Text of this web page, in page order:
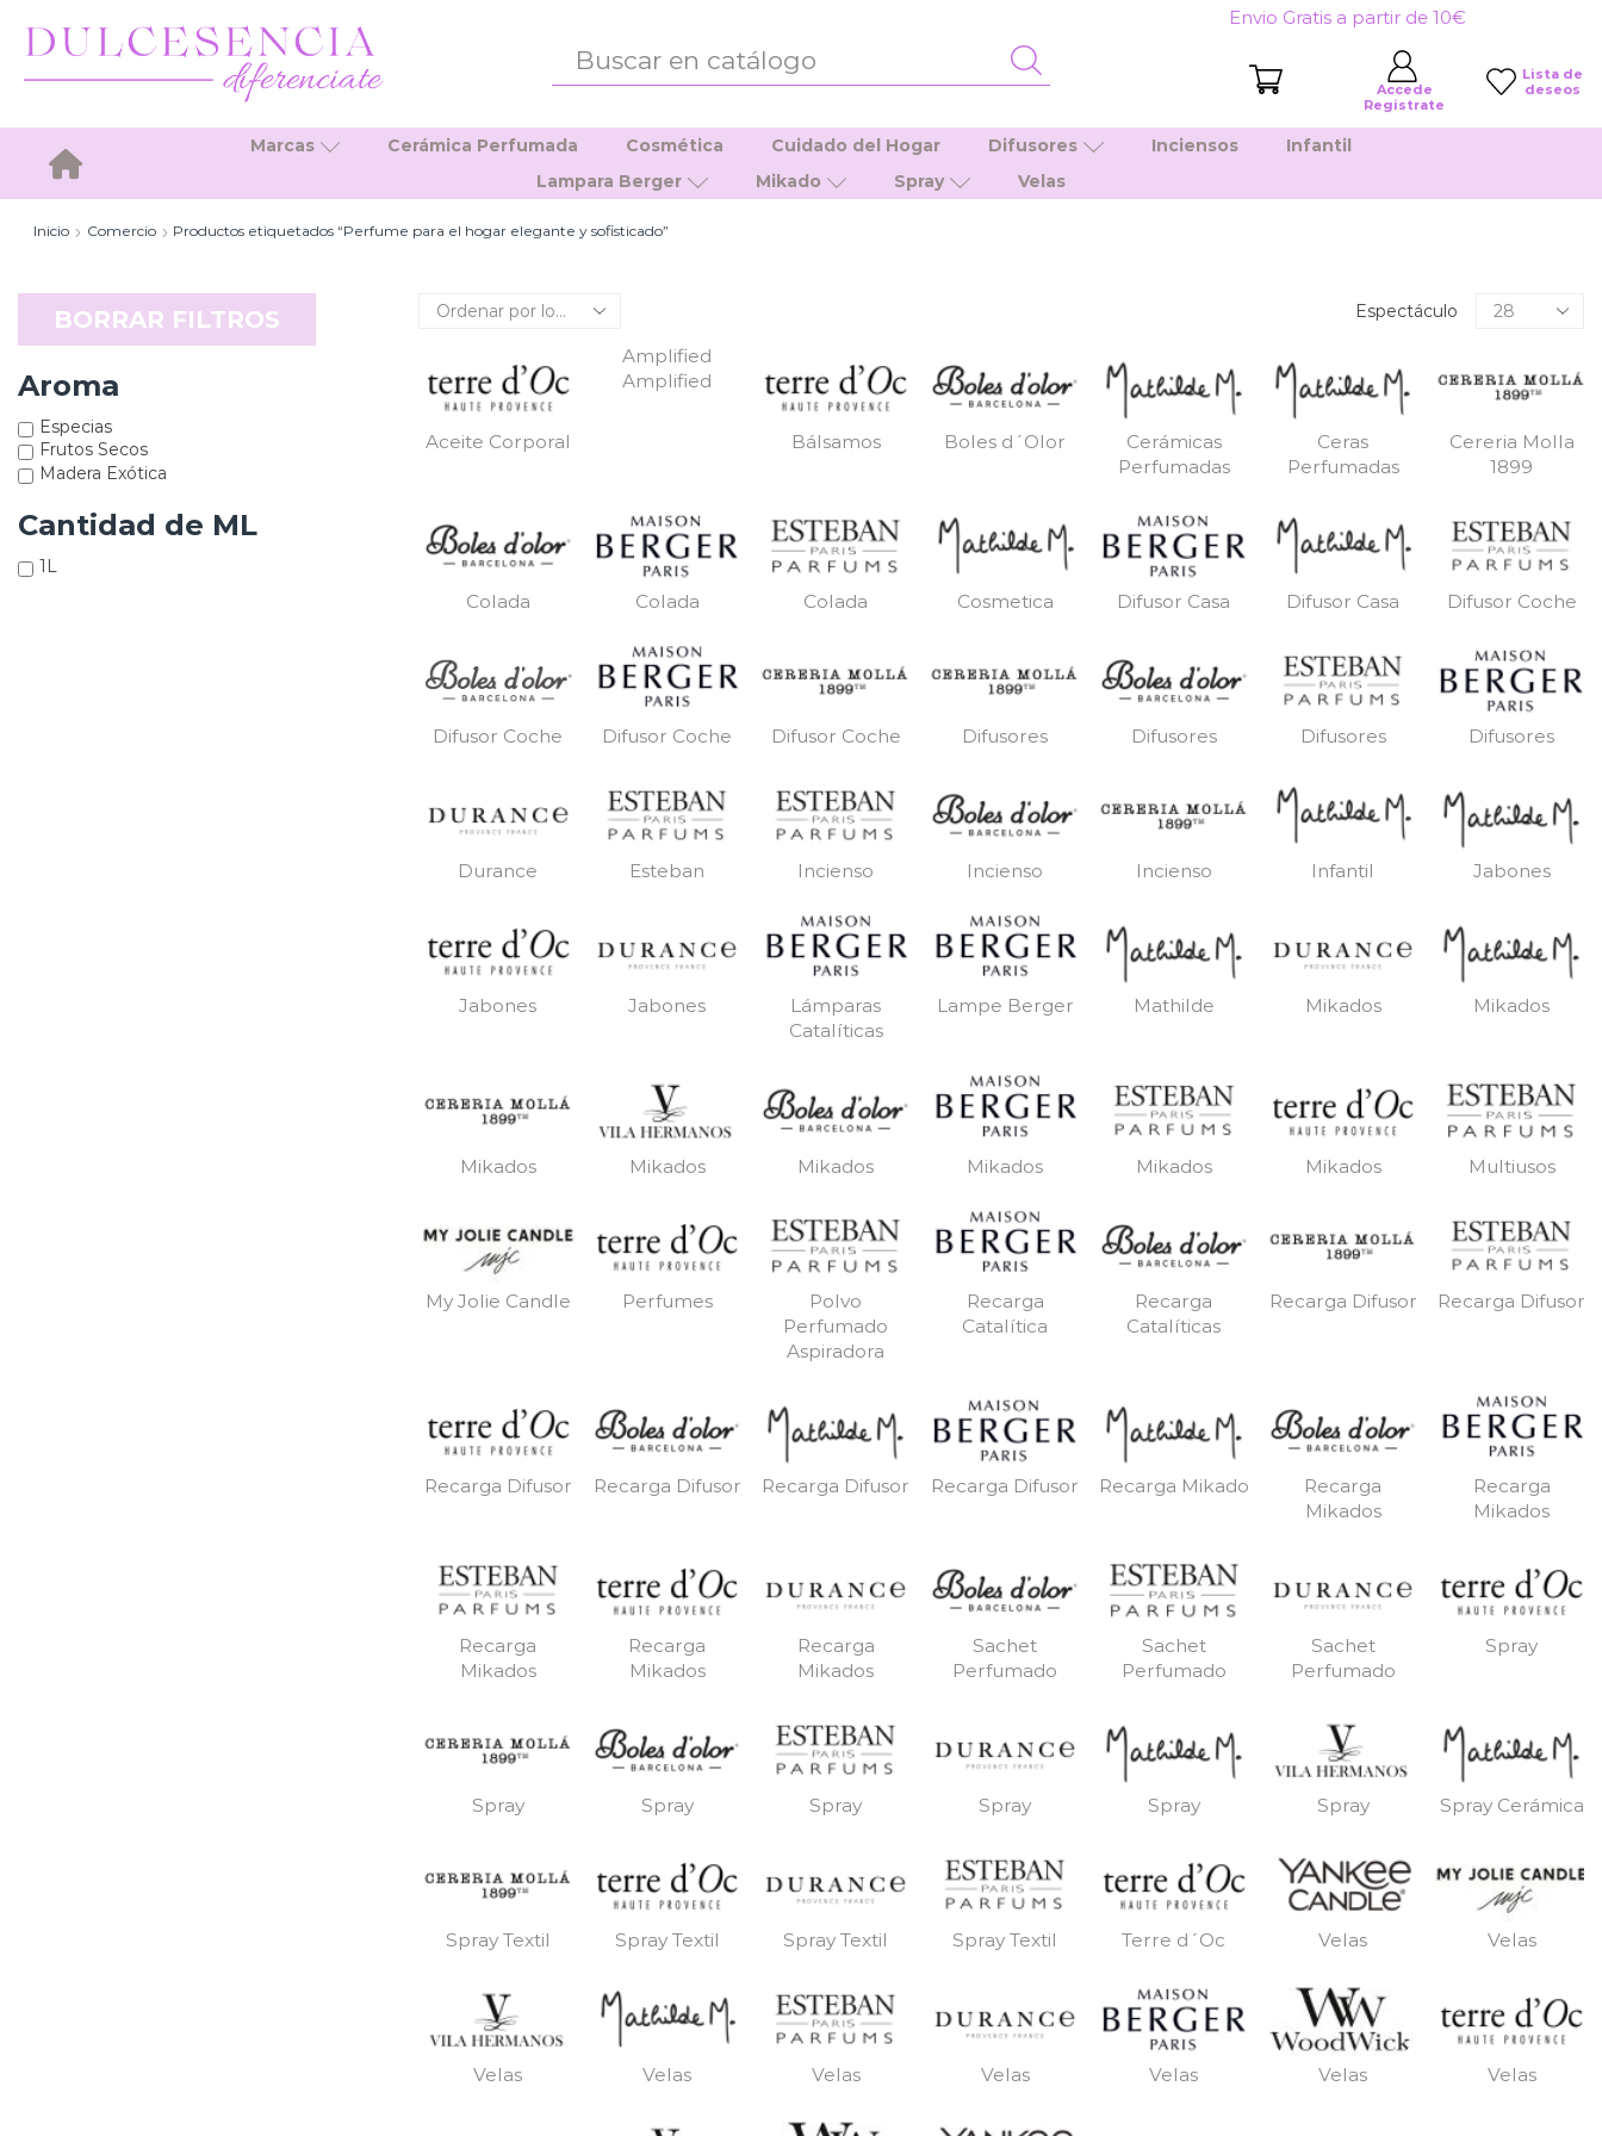
Envio Gratis a partir de 10€
ENTRADA
Accede
Registrate
Lista de
deseos
Inicio
Marcas Cerámica Perfumada Cosmética Cuidado del Hogar Difusores Inciensos
Infantil
Lampara Berger
Mikado Spray Velas
Inicio Comercio Productos etiquetados “Perfume para el hogar elegante y sofisticado”
Espectáculo
Productos
Aceite Corporal
Amplified
Amplified
Bálsamos Boles d´Olor
Cerámicas
Perfumadas
Ceras
Perfumadas
Cereria Molla
1899
Colada Colada Colada Cosmetica Difusor Casa Difusor Casa Difusor Coche
Difusor Coche Difusor Coche Difusor Coche Difusores Difusores Difusores Difusores
Durance Esteban Incienso Incienso Incienso Infantil Jabones
Jabones Jabones
Lámparas
Catalíticas
Lampe Berger Mathilde Mikados Mikados
Mikados Mikados Mikados Mikados Mikados Mikados Multiusos
My Jolie Candle Perfumes
Polvo
Perfumado
Aspiradora
Recarga
Catalítica
Recarga
Catalíticas
Recarga Difusor Recarga Difusor
Recarga Difusor Recarga Difusor Recarga Difusor Recarga Difusor Recarga Mikado
Recarga
Mikados
Recarga
Mikados
Recarga
Mikados
Recarga
Mikados
Recarga
Mikados
Sachet
Perfumado
Sachet
Perfumado
Sachet
Perfumado
Spray
Spray Spray Spray Spray Spray Spray Spray Cerámica
Spray Textil Spray Textil Spray Textil Spray Textil Terre d´Oc Velas Velas
Velas Velas Velas Velas Velas Velas Velas
BORRAR FILTROS
Aroma
Especias
Frutos Secos
Madera Exótica
Cantidad de ML
1L